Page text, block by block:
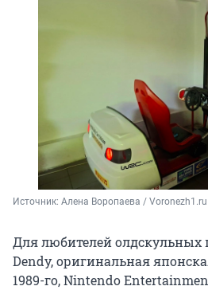
Источник: Алена Воропаева / Voronezh1.ru
Для любителей олдскульных
Dendy, оригинальная
1989-го, Nintendo